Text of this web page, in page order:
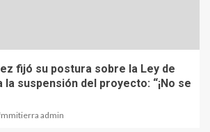
fijó su postura sobre la Ley de
suspensión del proyecto: “¡No se
admin